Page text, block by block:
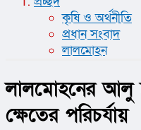
কৃষি ও অর্থনীতি
প্রধান সংবাদ
লালমোহন
লালমোহনের আলু
ক্ষেতের পরিচর্যায়